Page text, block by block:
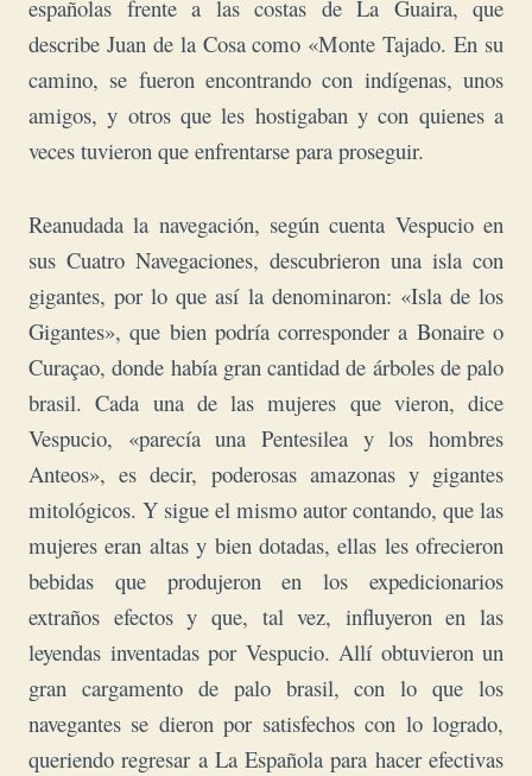
españolas frente a las costas de La Guaira, que
describe Juan de la Cosa como «Monte Tajado. En su
camino, se fueron encontrando con indígenas, unos
amigos, y otros que les hostigaban y con quienes a
veces tuvieron que enfrentarse para proseguir.
Reanudada la navegación, según cuenta Vespucio en
sus Cuatro Navegaciones, descubrieron una isla con
gigantes, por lo que así la denominaron: «Isla de los
Gigantes», que bien podría corresponder a Bonaire o
Curaçao, donde había gran cantidad de árboles de palo
brasil. Cada una de las mujeres que vieron, dice
Vespucio, «parecía una Pentesilea y los hombres
Anteos», es decir, poderosas amazonas y gigantes
mitológicos. Y sigue el mismo autor contando, que las
mujeres eran altas y bien dotadas, ellas les ofrecieron
bebidas que produjeron en los expedicionarios
extraños efectos y que, tal vez, influyeron en las
leyendas inventadas por Vespucio. Allí obtuvieron un
gran cargamento de palo brasil, con lo que los
navegantes se dieron por satisfechos con lo logrado,
queriendo regresar a La Española para hacer efectivas